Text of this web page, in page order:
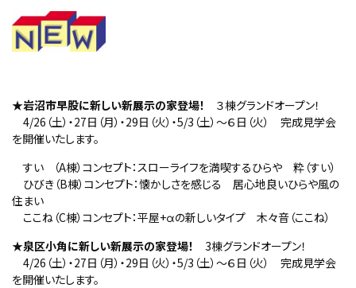
★岩沼市早股に新しい新展示の家登場！ ３棟グランドオープン！
4/26（土）・27日（月）・29日（火）・5/3（土）～６日（火） 完成見学会
を開催いたします。
すい （A棟）コンセプト：スローライフを満喫するひらや 粋（すい）
ひびき（B棟）コンセプト：懐かしさを感じる 居心地良いひらや風の
住まい
ここね（C棟）コンセプト：平屋+αの新しいタイプ 木々音（ここね）
★泉区小角に新しい新展示の家登場！ 3棟グランドオープン！
4/26（土）・27日（月）・29日（火）・5/3（土）～６日（火） 完成見学会
を開催いたします。